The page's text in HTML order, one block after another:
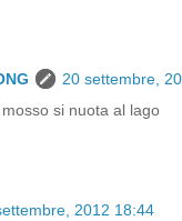
20 settembre,
si nuota al lago
2012 18:44